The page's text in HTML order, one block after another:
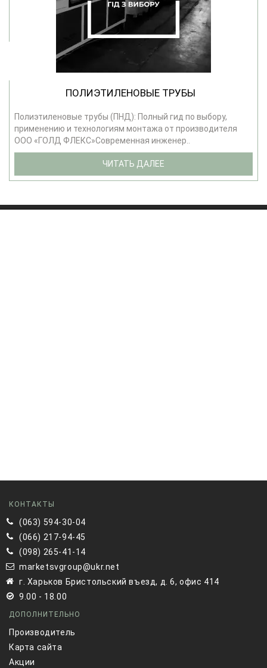
ПОЛИЭТИЛЕНОВЫЕ ТРУБЫ
Полиэтиленовые трубы (ПНД): Полный гид по выбору,
применению и технологиям монтажа от производителя
ООО «ГОЛД ФЛЕКС»Современная инженер..
ЧИТАТЬ ДАЛЕЕ
КОНТАКТЫ
(063) 594-30-04
(066) 217-94-45
(098) 265-41-14
marketsvgroup@ukr.net
г. Харьков Бристольский въезд, д. 6, офис 414
9.00 - 18.00
ДОПОЛНИТЕЛЬНО
Производитель
Карта сайта
Акции